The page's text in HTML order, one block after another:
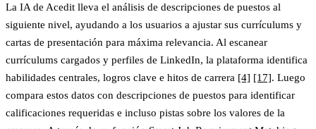
La IA de Acedit lleva el análisis de descripciones de puestos al
siguiente nivel, ayudando a los usuarios a ajustar sus currículums y
cartas de presentación para máxima relevancia. Al escanear
currículums cargados y perfiles de LinkedIn, la plataforma identifica
habilidades centrales, logros clave e hitos de carrera [4] [17]. Luego
compara estos datos con descripciones de puestos para identificar
calificaciones requeridas e incluso pistas sobre los valores de la